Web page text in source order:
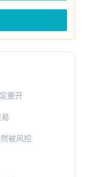
要开
被风控